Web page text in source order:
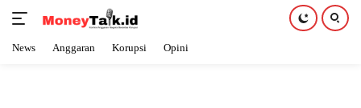
News Anggaran Korupsi Opini